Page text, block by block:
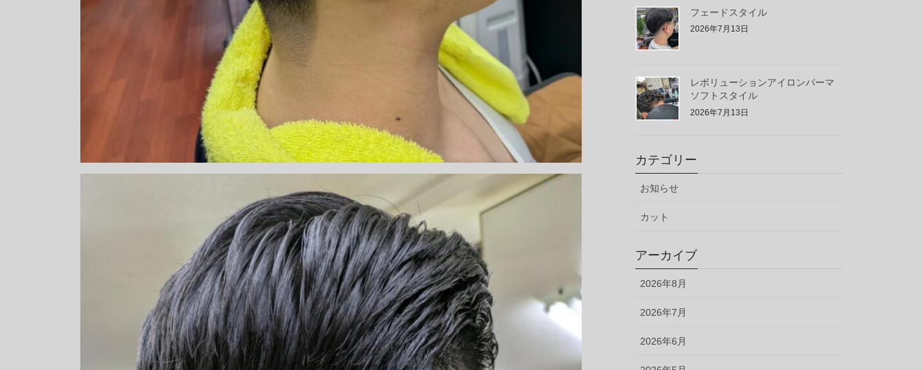
フェードスタイル
2026年7月13日
レボリューションアイロンパーマ
ソフトスタイル
2026年7月13日
カテゴリー
お知らせ
カット
アーカイブ
2026年8月
2026年7月
2026年6月